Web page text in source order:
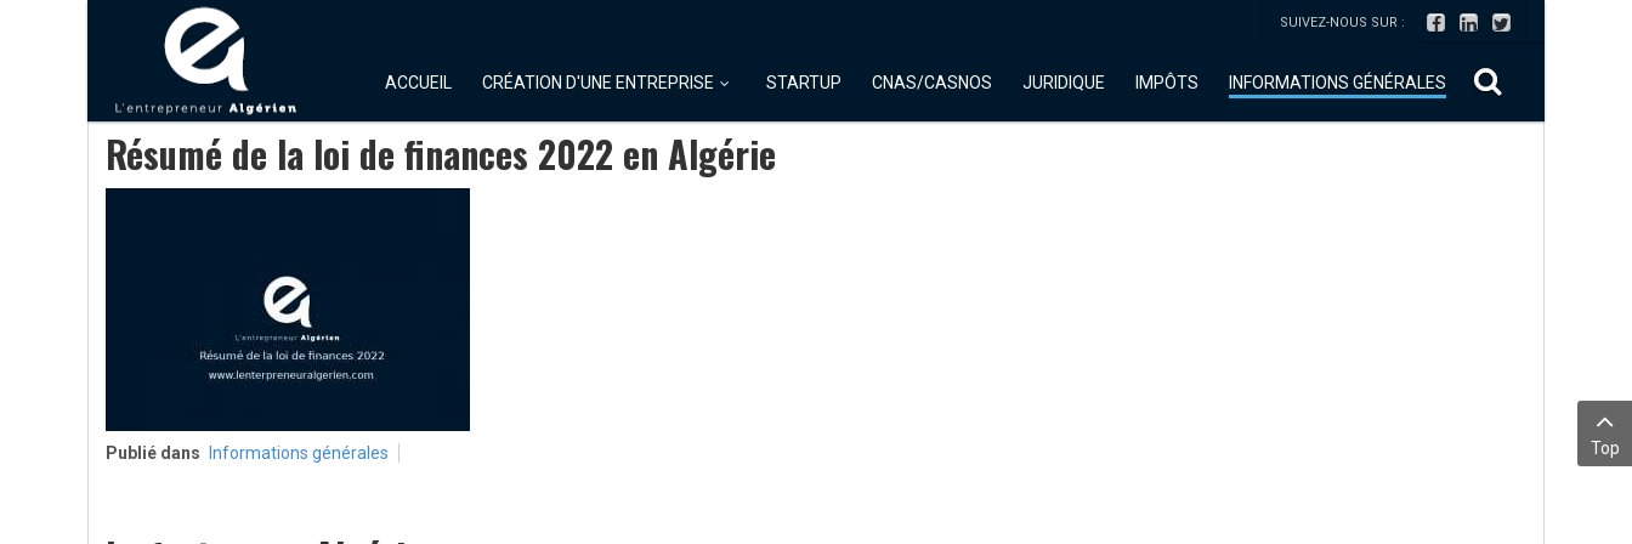
SUIVEZ-NOUS SUR :
ACCUEIL CRÉATION D'UNE ENTREPRISE STARTUP CNAS/CASNOS JURIDIQUE IMPÔTS INFORMATIONS GÉNÉRALES
Résumé de la loi de finances 2022 en Algérie
Publié dans Informations générales Top